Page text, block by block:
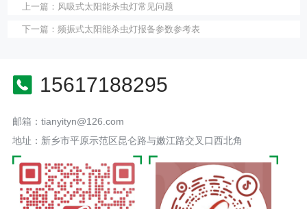
上一篇： 风吸式太阳能杀虫灯常见问题
下一篇： 频振式太阳能杀虫灯报备参数参考表
15617188295
邮箱：tianyityn@126.com
地址：新乡市平原示范区昆仑路与嫩江路交叉口西北角